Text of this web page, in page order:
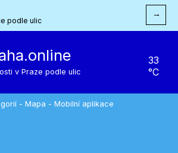
podle ulic
→
v Praze podle ulic
33
°C
- Mapa - Mobilní aplikace